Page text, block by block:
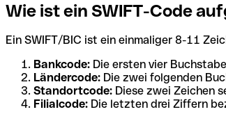
Wie ist ein SWIFT-Code
Ein SWIFT/BIC ist ein einmaliger 8-11
Bankcode: Die ersten vier
Ländercode: Die zwei folgenden
Standortcode: Diese zwei Zeichen
Filialcode: Die letzten drei Ziffern